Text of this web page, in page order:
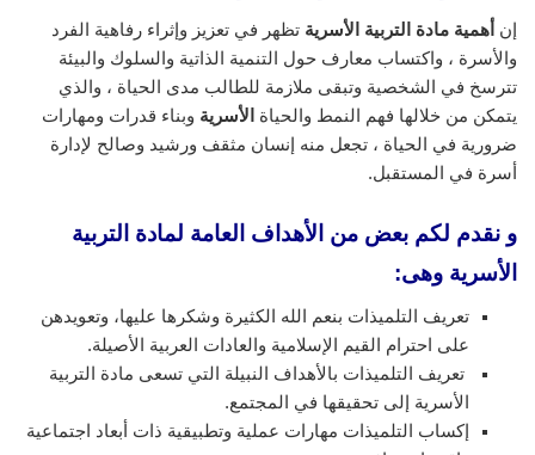
إن أهمية مادة التربية الأسرية تظهر في تعزيز وإثراء رفاهية الفرد
والأسرة ، واكتساب معارف حول التنمية الذاتية والسلوك والبيئة
تترسخ في الشخصية وتبقى ملازمة للطالب مدى الحياة ، والذي
يتمكن من خلالها فهم النمط والحياة الأسرية وبناء قدرات ومهارات
ضرورية في الحياة ، تجعل منه إنسان مثقف ورشيد وصالح لإدارة
أسرة في المستقبل.
و نقدم لكم بعض من الأهداف العامة لمادة التربية
الأسرية وهى:
تعريف التلميذات بنعم الله الكثيرة وشكرها عليها، وتعويدهن
على احترام القيم الإسلامية والعادات العربية الأصيلة.
تعريف التلميذات بالأهداف النبيلة التي تسعى مادة التربية
الأسرية إلى تحقيقها في المجتمع.
إكساب التلميذات مهارات عملية وتطبيقية ذات أبعاد اجتماعية